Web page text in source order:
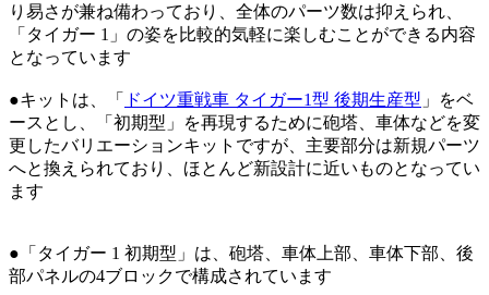
り易さが兼ね備わっており、全体のパーツ数は抑えられ、
「タイガー 1」の姿を比較的気軽に楽しむことができる内容
となっています
●キットは、「 ドイツ重戦車 タイガー1型 後期生産型 」をベ
ースとし、「初期型」を再現するために砲塔、車体などを変
更したバリエーションキットですが、主要部分は新規パーツ
へと換えられており、ほとんど新設計に近いものとなってい
ます
●「タイガー 1 初期型」は、砲塔、車体上部、車体下部、後
部パネルの4ブロックで構成されています